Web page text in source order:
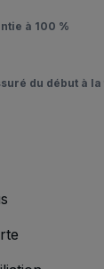
à 100 %
du début à la